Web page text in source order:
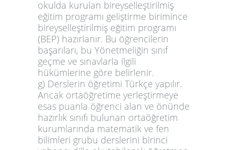
okulda kurulan bireyselleştirilmiş
eğitim programı geliştirme birimince
bireyselleştirilmiş eğitim programı
(BEP) hazırlanır. Bu öğrencilerin
başarıları, bu Yönetmeliğin sınıf
geçme ve sınavlarla ilgili
hükümlerine göre belirlenir.
g) Derslerin öğretimi Türkçe yapılır.
Ancak ortaöğretime yerleştirmeye
esas puanla öğrenci alan ve önünde
hazırlık sınıfı bulunan ortaöğretim
kurumlarında matematik ve fen
bilimleri grubu derslerini birinci